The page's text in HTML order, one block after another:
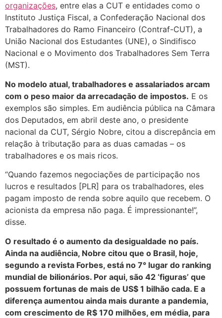
organizações, entre elas a CUT e entidades como o
Instituto Justiça Fiscal, a Confederação Nacional dos
Trabalhadores do Ramo Financeiro (Contraf-CUT), a
União Nacional dos Estudantes (UNE), o Sindifisco
Nacional e o Movimento dos Trabalhadores Sem Terra
(MST).
No modelo atual, trabalhadores e assalariados arcam
com o peso maior da arrecadação de impostos. E os
exemplos são simples. Em audiência pública na Câmara
dos Deputados, em abril deste ano, o presidente
nacional da CUT, Sérgio Nobre, citou a discrepância em
relação à tributação para as duas camadas – os
trabalhadores e os mais ricos.
“Quando fazemos negociações de participação nos
lucros e resultados [PLR] para os trabalhadores, eles
pagam imposto de renda sobre aquilo que recebem. O
acionista da empresa não paga. É impressionante!”,
disse.
O resultado é o aumento da desigualdade no país.
Ainda na audiência, Nobre citou que o Brasil, hoje,
segundo a revista Forbes, está no 7° lugar do ranking
mundial de bilionários. Por aqui, são 42 ‘figuras’ que
possuem fortunas de mais de US$ 1 bilhão cada. E a
diferença aumentou ainda mais durante a pandemia,
com crescimento de R$ 170 milhões, em média, para